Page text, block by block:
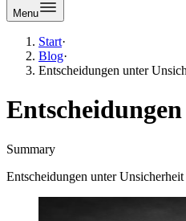
Menu
Start·
Blog·
Entscheidungen unter
Summary
Entscheidungen unter